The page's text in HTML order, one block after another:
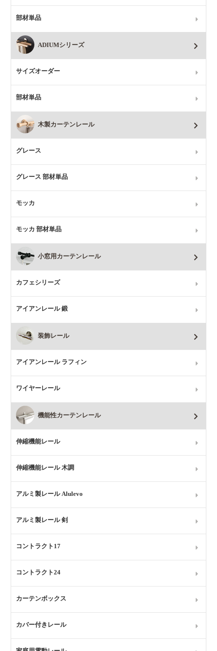
部材単品
ADIUMシリーズ
サイズオーダー
部材単品
木製カーテンレール
グレース
グレース 部材単品
モッカ
モッカ 部材単品
小窓用カーテンレール
カフェシリーズ
アイアンレール 鍛
装飾レール
アイアンレール ラフィン
ワイヤーレール
機能性カーテンレール
伸縮機能レール
伸縮機能レール 木調
アルミ製レール Alulevo
アルミ製レール 剣
コントラクト17
コントラクト24
カーテンボックス
カバー付きレール